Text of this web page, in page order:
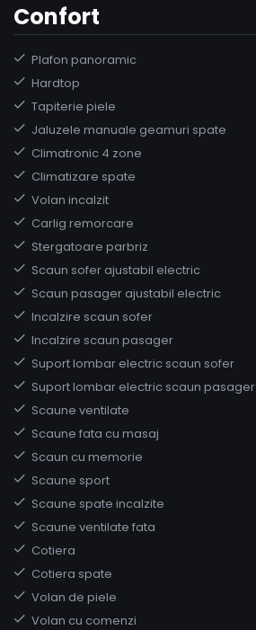
Confort
Plafon panoramic
Hardtop
Tapiterie piele
Jaluzele manuale geamuri spate
Climatronic 4 zone
Climatizare spate
Volan incalzit
Carlig remorcare
Stergatoare parbriz
Scaun sofer ajustabil electric
Scaun pasager ajustabil electric
Incalzire scaun sofer
Incalzire scaun pasager
Suport lombar electric scaun sofer
Suport lombar electric scaun pasager
Scaune ventilate
Scaune fata cu masaj
Scaun cu memorie
Scaune sport
Scaune spate incalzite
Scaune ventilate fata
Cotiera
Cotiera spate
Volan de piele
Volan cu comenzi